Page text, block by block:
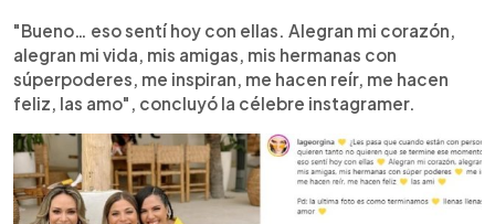
"Bueno… eso sentí hoy con ellas. Alegran mi corazón,
alegran mi vida, mis amigas, mis hermanas con
súperpoderes, me inspiran, me hacen reír, me hacen
feliz, las amo", concluyó la célebre instagramer.